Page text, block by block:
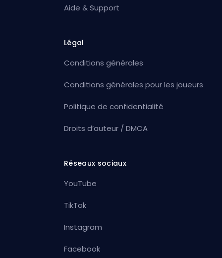
Aide & Support
Légal
Conditions générales
Conditions générales pour les joueurs
Politique de confidentialité
Droits d’auteur / DMCA
Réseaux sociaux
YouTube
TikTok
Instagram
Facebook